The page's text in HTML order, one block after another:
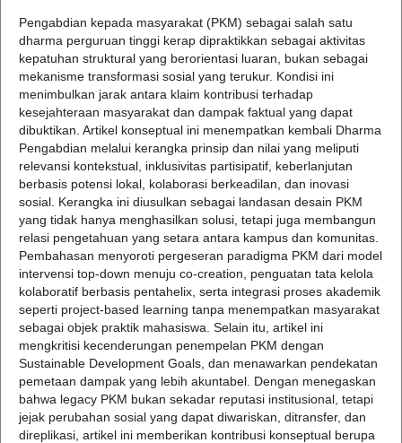
Pengabdian kepada masyarakat (PKM) sebagai salah satu
dharma perguruan tinggi kerap dipraktikkan sebagai aktivitas
kepatuhan struktural yang berorientasi luaran, bukan sebagai
mekanisme transformasi sosial yang terukur. Kondisi ini
menimbulkan jarak antara klaim kontribusi terhadap
kesejahteraan masyarakat dan dampak faktual yang dapat
dibuktikan. Artikel konseptual ini menempatkan kembali Dharma
Pengabdian melalui kerangka prinsip dan nilai yang meliputi
relevansi kontekstual, inklusivitas partisipatif, keberlanjutan
berbasis potensi lokal, kolaborasi berkeadilan, dan inovasi
sosial. Kerangka ini diusulkan sebagai landasan desain PKM
yang tidak hanya menghasilkan solusi, tetapi juga membangun
relasi pengetahuan yang setara antara kampus dan komunitas.
Pembahasan menyoroti pergeseran paradigma PKM dari model
intervensi top-down menuju co-creation, penguatan tata kelola
kolaboratif berbasis pentahelix, serta integrasi proses akademik
seperti project-based learning tanpa menempatkan masyarakat
sebagai objek praktik mahasiswa. Selain itu, artikel ini
mengkritisi kecenderungan penempelan PKM dengan
Sustainable Development Goals, dan menawarkan pendekatan
pemetaan dampak yang lebih akuntabel. Dengan menegaskan
bahwa legacy PKM bukan sekadar reputasi institusional, tetapi
jejak perubahan sosial yang dapat diwariskan, ditransfer, dan
direplikasi, artikel ini memberikan kontribusi konseptual berupa